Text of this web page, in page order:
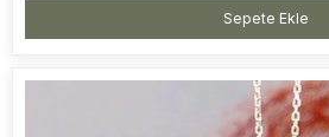
Sepete Ekle